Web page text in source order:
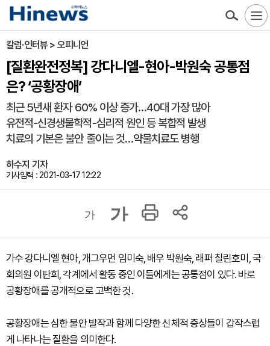
칼럼·인터뷰 > 오피니언
[질환완전정복] 강다니엘-현아-박원숙 공통점
은? ‘공황장애’
최근 5년새 환자 60% 이상 증가…40대 가장 많아
유전적-신경생물학적-심리적 원인 등 복합적 발생
치료의 기본은 불안 줄이는 것…약물치료도 병행
하수지 기자
기사입력 : 2021-03-17 12:22
가 가
가수 강다니엘 현아, 개그우먼 임미숙, 배우 박원숙, 래퍼 칠린호미, 국
회의원 이탄희, 각계에서 활동 중인 이들에게는 공통점이 있다. 바로
공황장애를 공개적으로 고백한 것.
공황장애는 심한 불안 발작과 함께 다양한 신체적 증상들이 갑작스럽
게 나타나는 질환을 의미한다.